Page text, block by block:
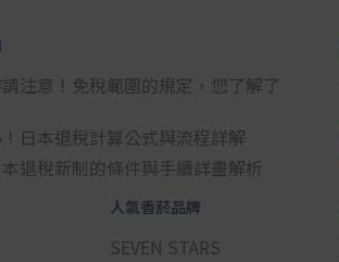
注意！免稅範圍的規定，您了解了
日本退稅計算公式與流程詳解
退稅新制的條件與手續詳盡解析
人氣香菸品牌
SEVEN STARS